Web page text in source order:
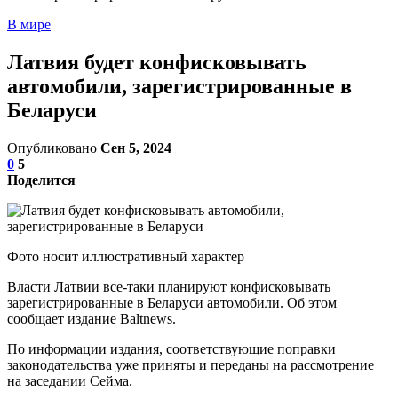
В мире
Латвия будет конфисковывать
автомобили, зарегистрированные в
Беларуси
Опубликовано Сен 5, 2024
0 5
Поделится
Фото носит иллюстративный характер
Власти Латвии все-таки планируют конфисковывать
зарегистрированные в Беларуси автомобили. Об этом
сообщает издание Baltnews.
По информации издания, соответствующие поправки
законодательства уже приняты и переданы на рассмотрение
на заседании Сейма.